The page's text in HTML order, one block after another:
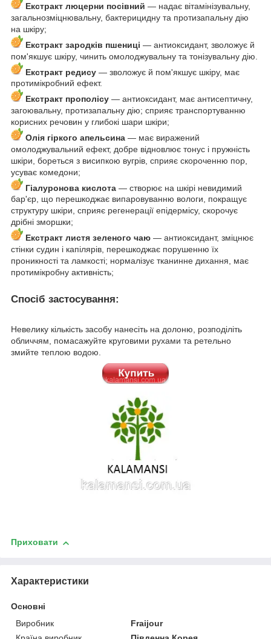
Екстракт люцерни посівний — надає вітамінізувальну,
загальнозміцнювальну, бактерицидну та протизапальну дію
на шкіру;
Екстракт зародків пшениці — антиоксидант, зволожує й
пом'якшує шкіру, чинить омолоджувальну та тонізувальну дію.
Екстракт редису — зволожує й пом'якшує шкіру, має
протимікробний ефект.
Екстракт прополісу — антиоксидант, має антисептичну,
загоювальну, протизапальну дію; сприяє транспортуванню
корисних речовин у глибокі шари шкіри;
Олія гіркого апельсина — має виражений
омолоджувальний ефект, добре відновлює тонус і пружність
шкіри, бореться з висипкою вугрів, сприяє скороченню пор,
усуває комедони;
Гіалуронова кислота — створює на шкірі невидимий
бар'єр, що перешкоджає випаровуванню вологи, покращує
структуру шкіри, сприяє регенерації епідермісу, скорочує
дрібні зморшки;
Екстракт листя зеленого чаю — антиоксидант, зміцнює
стінки судин і капілярів, перешкоджає порушенню їх
проникності та ламкості; нормалізує тканинне дихання, має
протимікробну активність;
Спосіб застосування:
Невелику кількість засобу нанесіть на долоню, розподіліть
обличчям, помасажуйте круговими рухами та ретельно
змийте теплою водою.
Приховати
Характеристики
Основні
Виробник
Fraijour